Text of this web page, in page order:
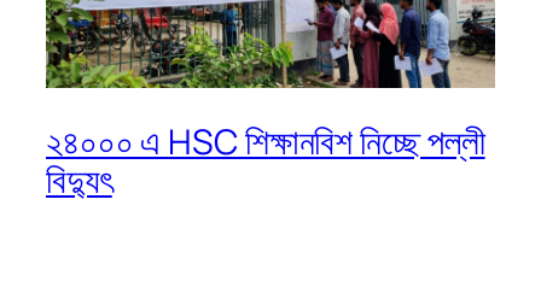
২৪০০০ এ HSC শিক্ষানবিশ নিচ্ছে পল্লী
বিদ্যুৎ